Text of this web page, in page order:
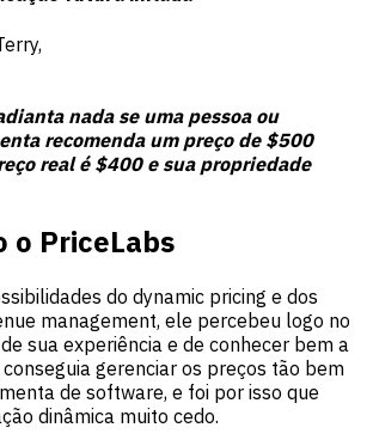
nada se uma pessoa ou
recomenda um preço de $500
real é $400 e sua propriedade
o PriceLabs
do dynamic pricing e dos
management, ele percebeu logo no
sua experiência e de conhecer bem a
gerenciar os preços tão bem
de software, e foi por isso que
dinâmica muito cedo.